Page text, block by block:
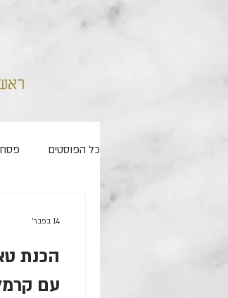
כל הפוסטים פסח
ראש השנה
הכנת
עם
14 בפבר׳